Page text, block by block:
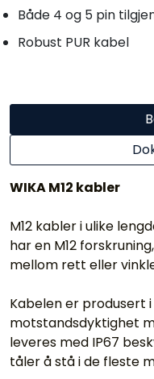
Både 4 og 5 pin
Robust PUR kabel
WIKA M12 kabler
M12 kabler i ulike
har en M12
mellom rett eller
Kabelen er produsert
motstandsdyktighet
leveres med IP67
tåler å stå i de fleste